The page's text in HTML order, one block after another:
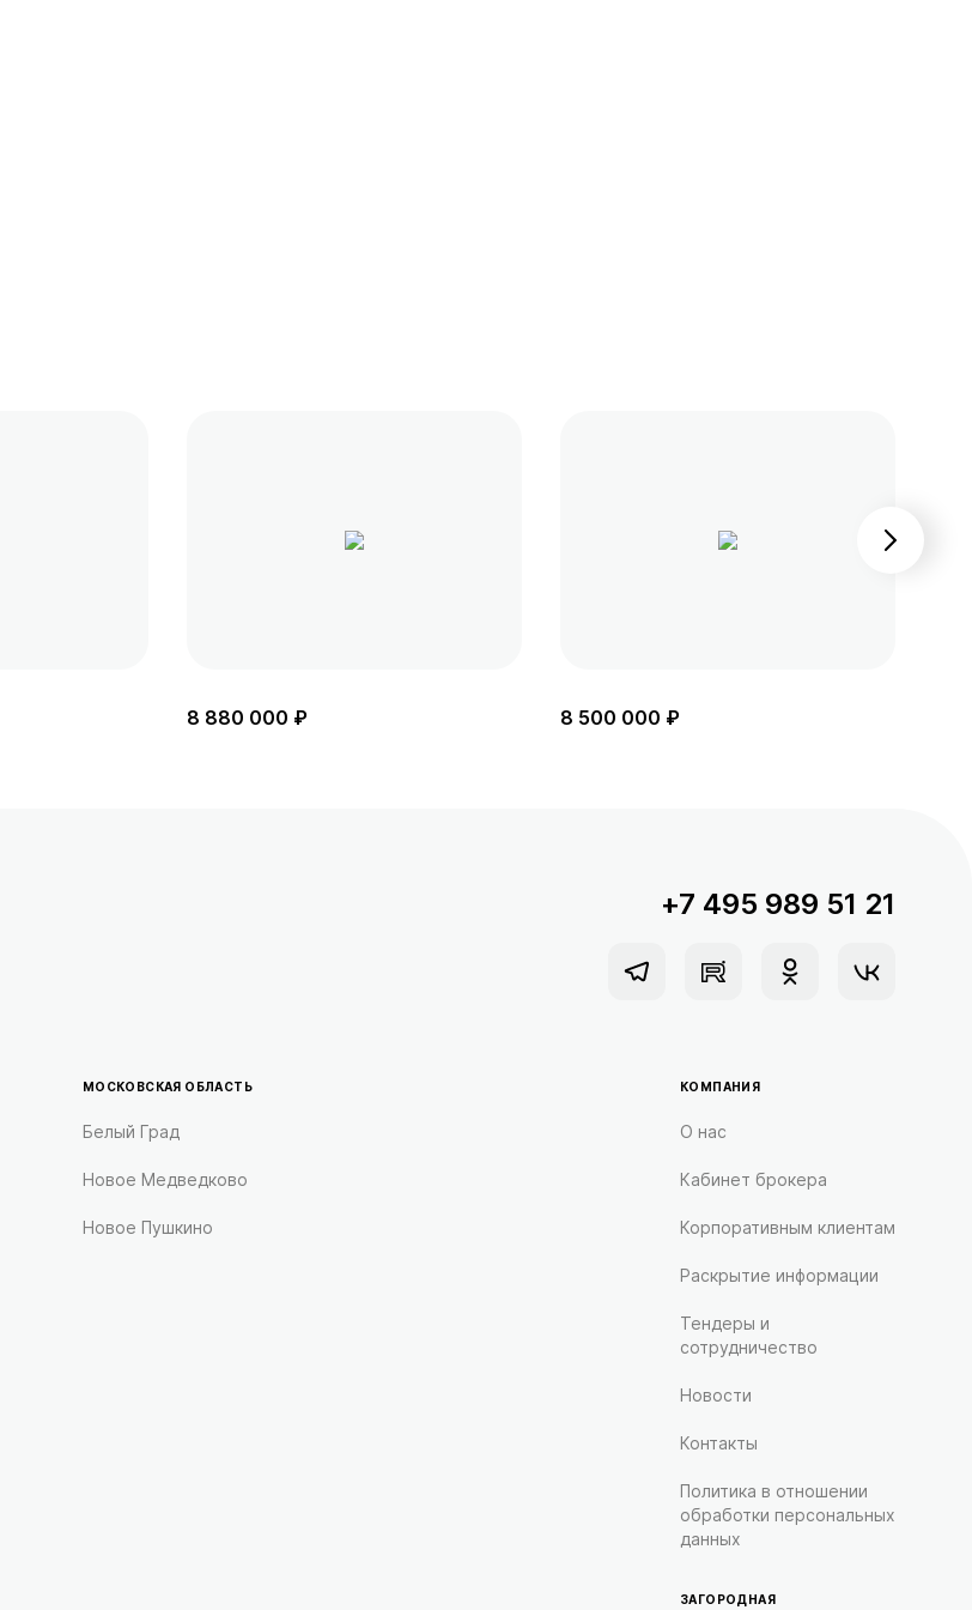
8 880 000 ₽ 8 500 000 ₽
+7 495 989 51 21
МОСКОВСКАЯ ОБЛАСТЬ
Белый Град
Новое Медведково
Новое Пушкино
КОМПАНИЯ
О нас
Кабинет брокера
Корпоративным клиентам
Раскрытие информации
Тендеры и
сотрудничество
Новости
Контакты
Политика в отношении
обработки персональных
данных
ЗАГОРОДНАЯ